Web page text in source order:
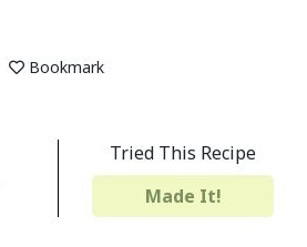
Bookmark
Tried This Recipe
Made It!